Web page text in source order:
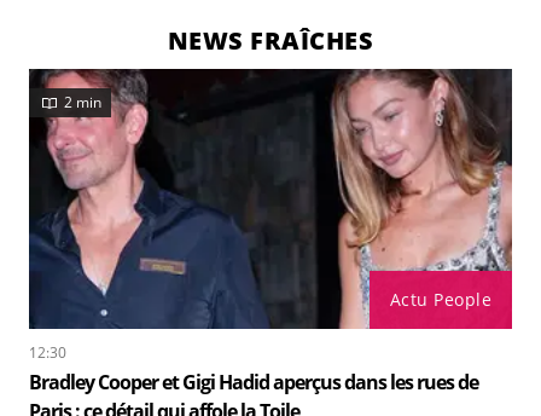
NEWS FRAÎCHES
Actu People
2 min
12:30
Bradley Cooper et Gigi Hadid aperçus dans les rues de